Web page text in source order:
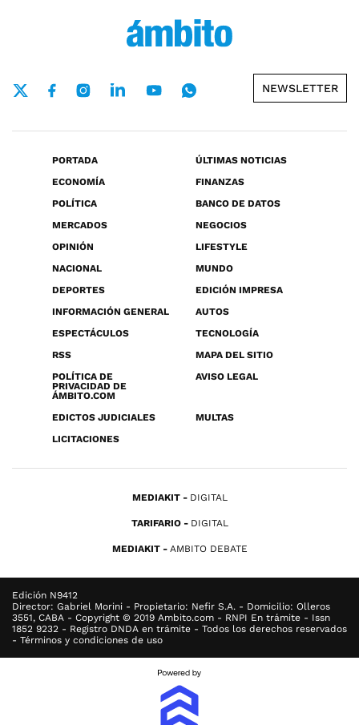
NEWSLETTER
PORTADA
ÚLTIMAS NOTICIAS
ECONOMÍA
FINANZAS
POLÍTICA
BANCO DE DATOS
MERCADOS
NEGOCIOS
OPINIÓN
LIFESTYLE
NACIONAL
MUNDO
DEPORTES
EDICIÓN IMPRESA
INFORMACIÓN GENERAL
AUTOS
ESPECTÁCULOS
TECNOLOGÍA
RSS
MAPA DEL SITIO
POLÍTICA DE
PRIVACIDAD DE
ÁMBITO.COM
AVISO LEGAL
EDICTOS JUDICIALES
MULTAS
LICITACIONES
MEDIAKIT DIGITAL
TARIFARIO DIGITAL
MEDIAKIT AMBITO DEBATE
Edición N9412
Director: Gabriel Morini - Propietario: Nefir S.A. - Domicilio: Olleros
3551, CABA - Copyright © 2019 Ambito.com - RNPI En trámite - Issn
1852 9232 - Registro DNDA en trámite - Todos los derechos reservados
- Términos y condiciones de uso